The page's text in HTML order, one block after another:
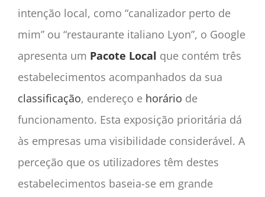
intenção local, como “canalizador perto de
mim” ou “restaurante italiano Lyon”, o Google
apresenta um Pacote Local que contém três
estabelecimentos acompanhados da sua
classificação, endereço e horário de
funcionamento. Esta exposição prioritária dá
às empresas uma visibilidade considerável. A
perceção que os utilizadores têm destes
estabelecimentos baseia-se em grande